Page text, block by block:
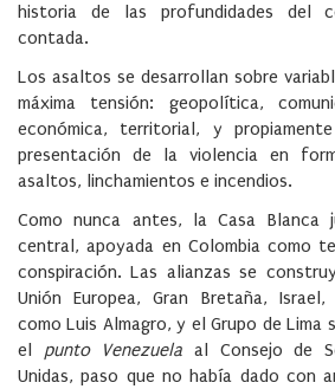
historia de las profundidades del
contada.
Los asaltos se desarrollan sobre
máxima tensión: geopolítica,
económica, territorial, y
presentación de la violencia en
asaltos, linchamientos e incendios.
Como nunca antes, la Casa
central, apoyada en Colombia como
conspiración. Las alianzas se
Unión Europea, Gran Bretaña, Israel,
como Luis Almagro, y el Grupo de Lima
el punto Venezuela al Consejo de
Unidas, paso que no había dado con